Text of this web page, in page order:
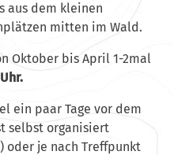
aus dem kleinen
mitten im Wald.
Oktober bis April 1-2mal
ein paar Tage vor dem
selbst organisiert
oder je nach Treffpunkt